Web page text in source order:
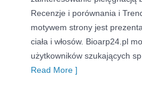
Recenzje i porównania i
motywem strony jest
ciała i włosów. Bioarp24.pl
użytkowników szukających
Read More ]